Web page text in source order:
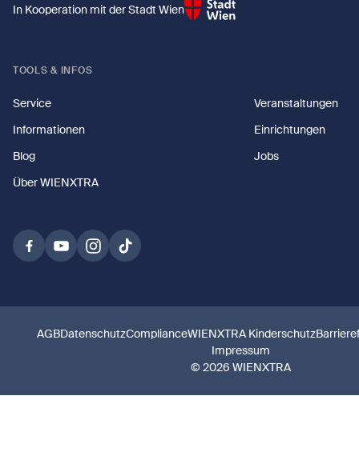
In Kooperation mit der Stadt Wien
TOOLS & INFOS
Service
Veranstaltungen
Informationen
Einrichtungen
Blog
Jobs
Über WIENXTRA
© 2026 WIENXTRA
AGBDatenschutzComplianceWIENXTRA Kinderschutz
Impressum